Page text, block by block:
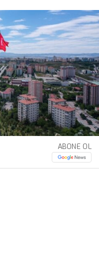
ABONE OL